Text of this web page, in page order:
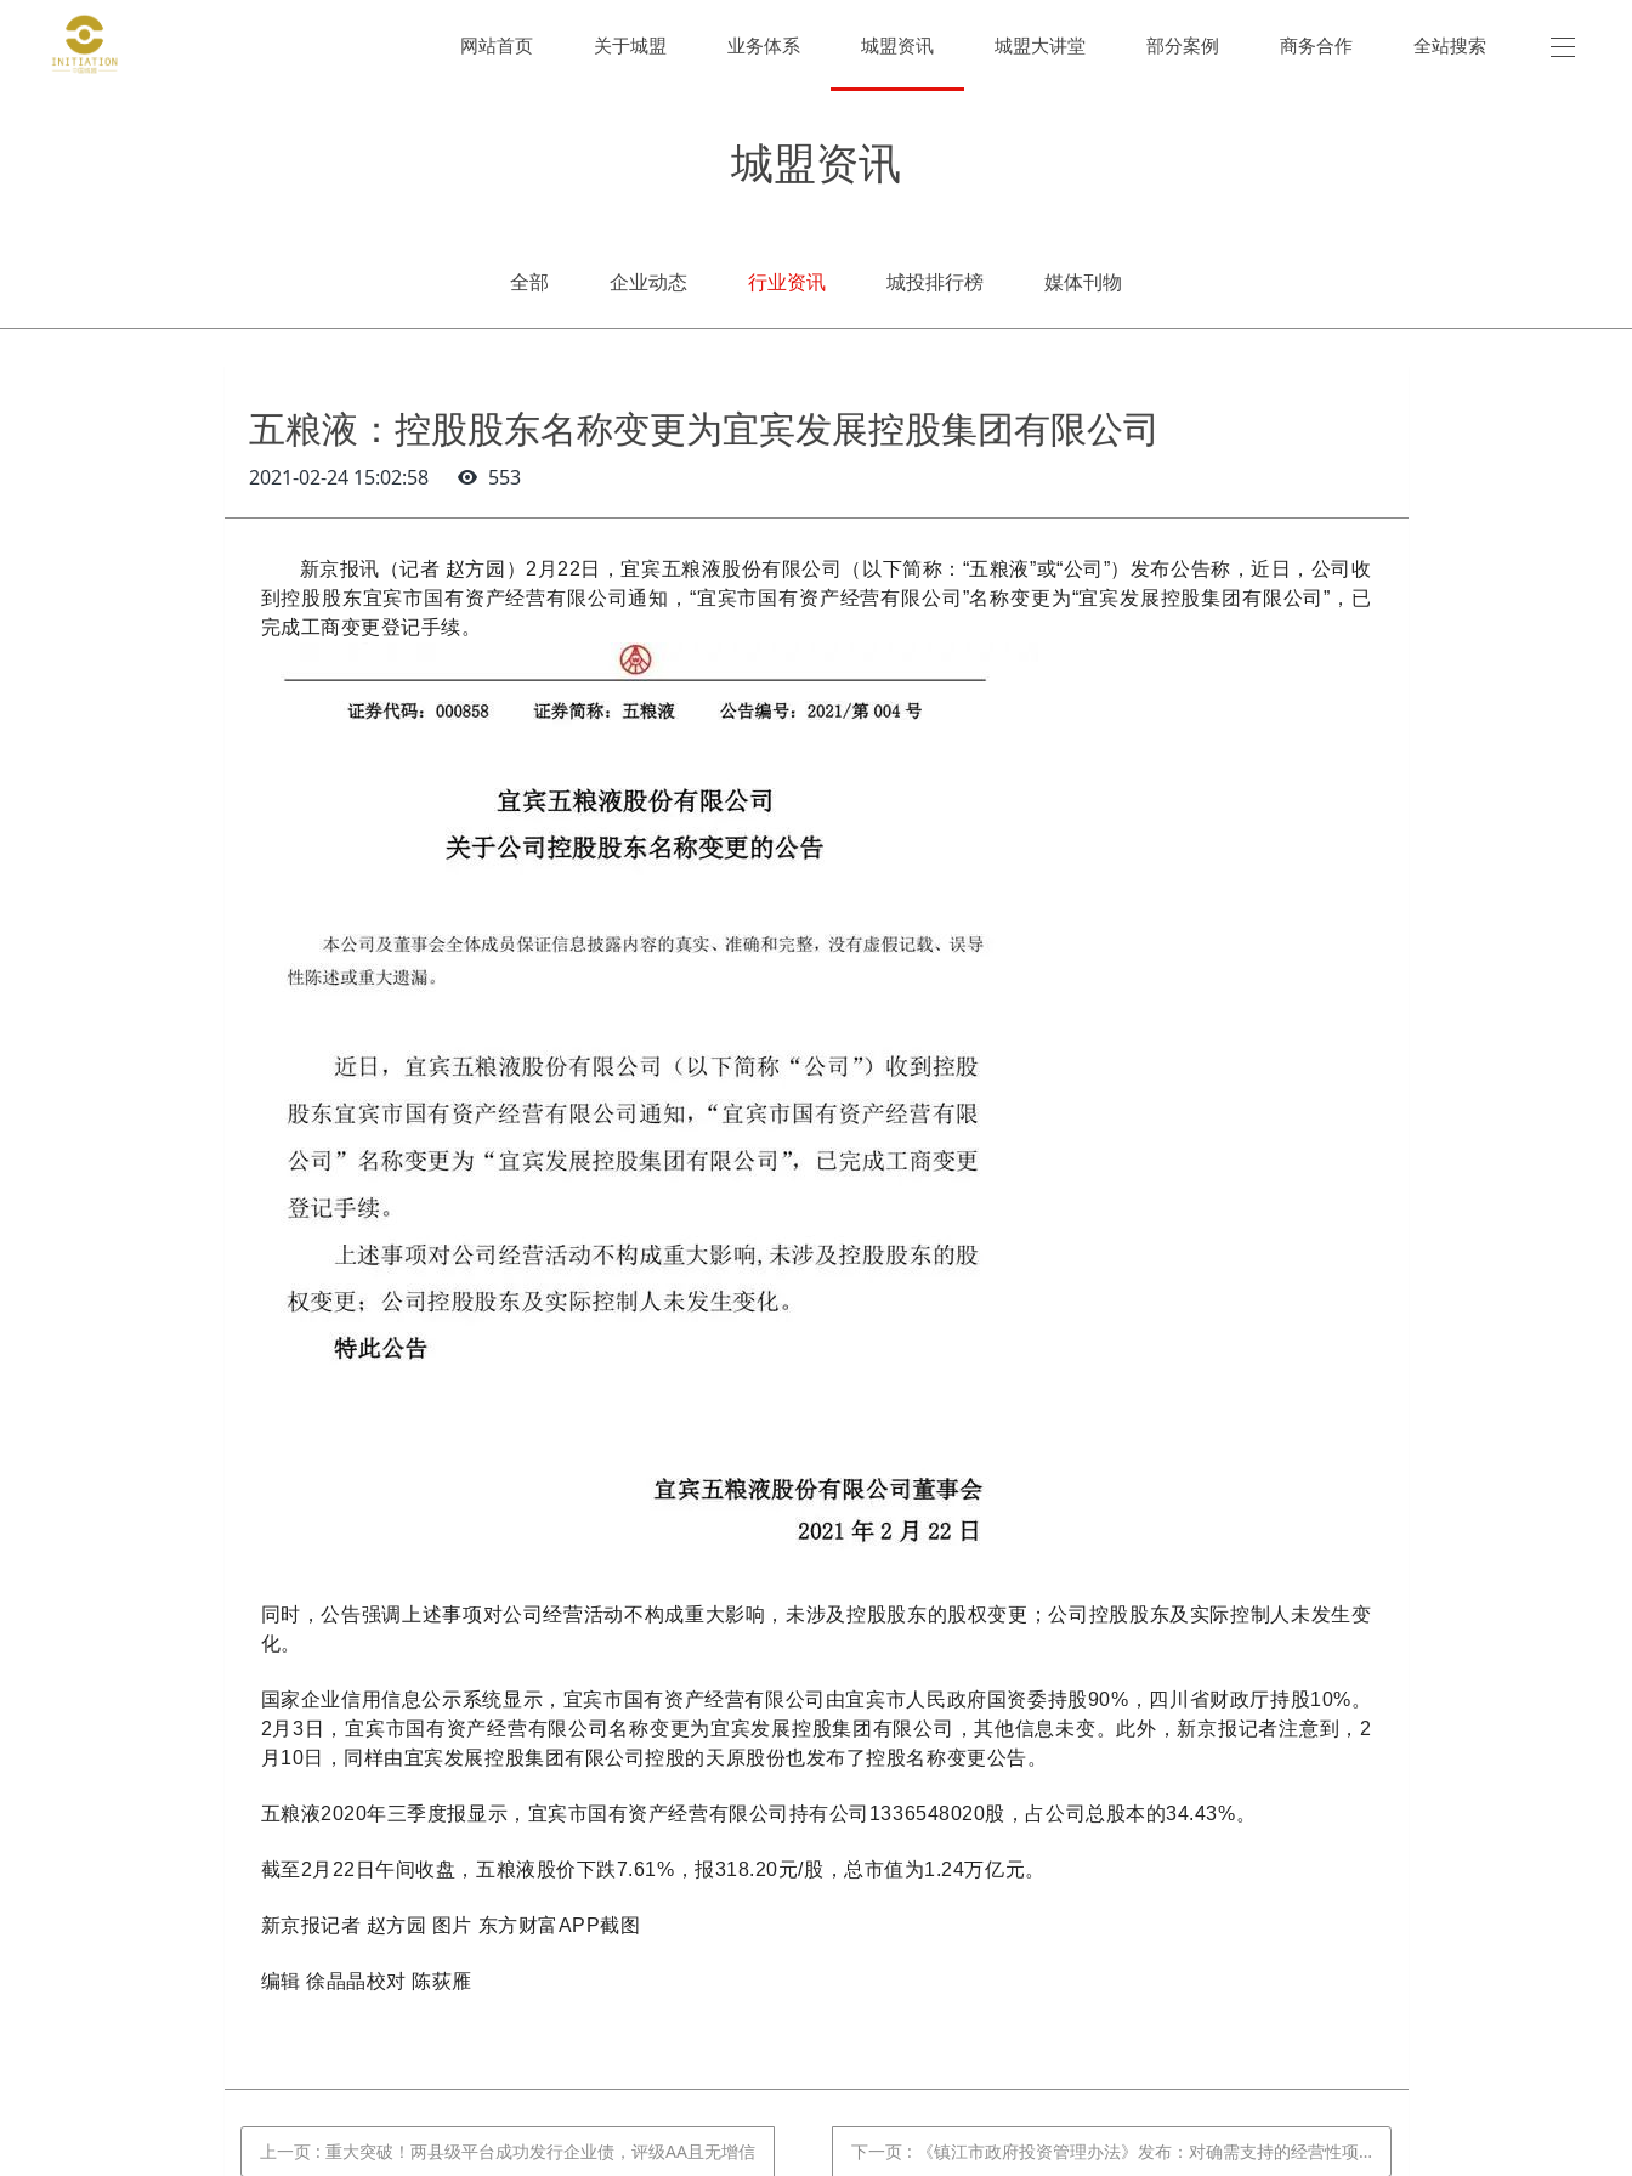
网站首页 关于城盟 业务体系 城盟资讯 城盟大讲堂 部分案例 商务合作 全站搜索
城盟资讯
全部 企业动态 行业资讯 城投排行榜 媒体刊物
五粮液：控股股东名称变更为宜宾发展控股集团有限公司
2021-02-24 15:02:58 553
新京报讯（记者 赵方园）2月22日，宜宾五粮液股份有限公司（以下简称：“五粮液”或“公司”）发布公告称，近日，公司收
到控股股东宜宾市国有资产经营有限公司通知，“宜宾市国有资产经营有限公司”名称变更为“宜宾发展控股集团有限公司”，已
完成工商变更登记手续。
同时，公告强调上述事项对公司经营活动不构成重大影响，未涉及控股股东的股权变更；公司控股股东及实际控制人未发生变
化。
国家企业信用信息公示系统显示，宜宾市国有资产经营有限公司由宜宾市人民政府国资委持股90%，四川省财政厅持股10%。
2月3日，宜宾市国有资产经营有限公司名称变更为宜宾发展控股集团有限公司，其他信息未变。此外，新京报记者注意到，2
月10日，同样由宜宾发展控股集团有限公司控股的天原股份也发布了控股名称变更公告。
五粮液2020年三季度报显示，宜宾市国有资产经营有限公司持有公司1336548020股，占公司总股本的34.43%。
截至2月22日午间收盘，五粮液股价下跌7.61%，报318.20元/股，总市值为1.24万亿元。
新京报记者 赵方园 图片 东方财富APP截图
编辑 徐晶晶校对 陈荻雁
上一页 : 重大突破！两县级平台成功发行企业债，评级AA且无增信 下一页 : 《镇江市政府投资管理办法》发布：对确需支持的经营性项目，主要采用资本金注入方式